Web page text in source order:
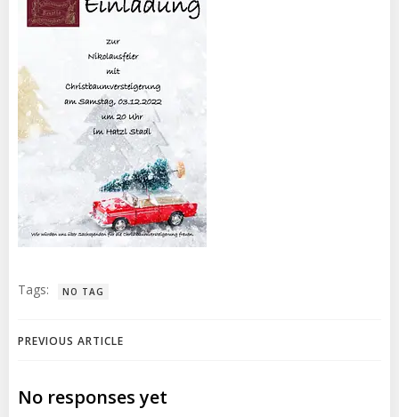
Tags: NO TAG
PREVIOUS ARTICLE
No responses yet